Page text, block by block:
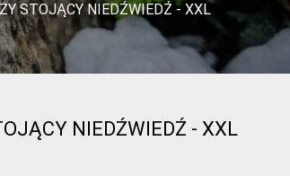
STOJĄCY NIEDŹWIEDŹ - XXL
NIEDŹWIEDŹ - XXL